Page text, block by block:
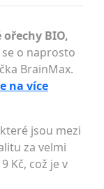
BIO,
se o naprosto
BrainMax.
na více
jsou mezi
za velmi
Kč, což je v